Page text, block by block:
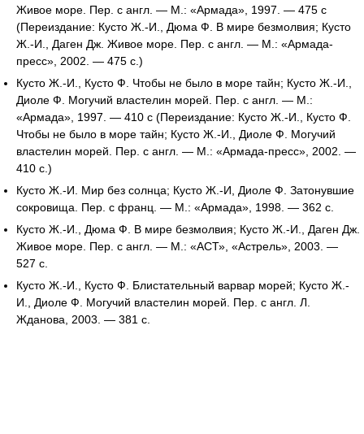
Живое море. Пер. с англ. — М.: «Армада», 1997. — 475 с
(Переиздание: Кусто Ж.-И., Дюма Ф. В мире безмолвия; Кусто
Ж.-И., Даген Дж. Живое море. Пер. с англ. — М.: «Армада-
пресс», 2002. — 475 с.)
Кусто Ж.-И., Кусто Ф. Чтобы не было в море тайн; Кусто Ж.-И.,
Диоле Ф. Могучий властелин морей. Пер. с англ. — М.:
«Армада», 1997. — 410 с (Переиздание: Кусто Ж.-И., Кусто Ф.
Чтобы не было в море тайн; Кусто Ж.-И., Диоле Ф. Могучий
властелин морей. Пер. с англ. — М.: «Армада-пресс», 2002. —
410 с.)
Кусто Ж.-И. Мир без солнца; Кусто Ж.-И, Диоле Ф. Затонувшие
сокровища. Пер. с франц. — М.: «Армада», 1998. — 362 с.
Кусто Ж.-И., Дюма Ф. В мире безмолвия; Кусто Ж.-И., Даген Дж.
Живое море. Пер. с англ. — М.: «АСТ», «Астрель», 2003. —
527 с.
Кусто Ж.-И., Кусто Ф. Блистательный варвар морей; Кусто Ж.-
И., Диоле Ф. Могучий властелин морей. Пер. с англ. Л.
Жданова, 2003. — 381 с.